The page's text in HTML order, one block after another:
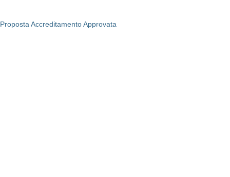
Proposta Accreditamento Approvata